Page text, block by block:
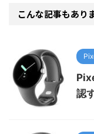
こんな記事もあり
認